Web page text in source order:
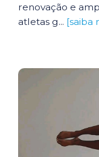
renovação e
atletas g... [saiba